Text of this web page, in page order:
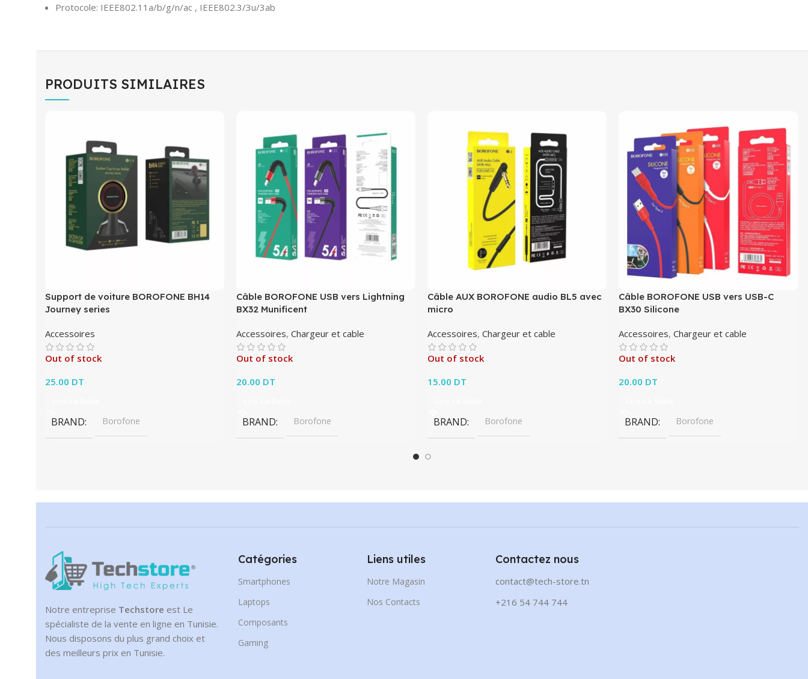
Protocole: IEEE802.11a/b/g/n/ac , IEEE802.3/3u/3ab
PRODUITS SIMILAIRES
Support de voiture BOROFONE BH14
Journey series
Accessoires
Out of stock
25.00 DT
BRAND Borofone
Câble BOROFONE USB vers Lightning
BX32 Munificent
Accessoires,Chargeur et cable
Out of stock
20.00 DT
BRAND Borofone
Câble AUX BOROFONE audio BL5 avec
micro
Accessoires,Chargeur et cable
Out of stock
15.00 DT
BRAND Borofone
Câble BOROFONE USB vers USB-C
BX30 Silicone
Accessoires,Chargeur et cable
Out of stock
20.00 DT
BRAND Borofone
Notre entreprise Techstore est Le
spécialiste de la vente en ligne en Tunisie.
Nous disposons du plus grand choix et
des meilleurs prix en Tunisie.
Catégories
Smartphones
Laptops
Composants
Gaming
Liens utiles
Notre Magasin
Nos Contacts
Contactez nous
contact@tech-store.tn
+216 54 744 744